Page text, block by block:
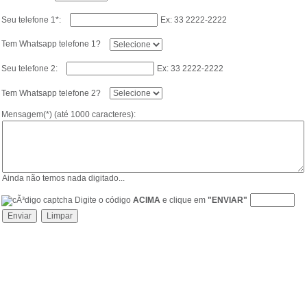
Seu telefone 1*: Ex: 33 2222-2222
Tem Whatsapp telefone 1?
Seu telefone 2: Ex: 33 2222-2222
Tem Whatsapp telefone 2?
Mensagem(*) (até 1000 caracteres):
Ainda não temos nada digitado...
Digite o código ACIMAe clique em "ENVIAR"